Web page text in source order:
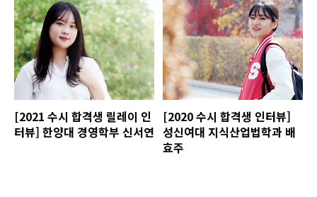
[2021 수시 합격생 릴레이 인
터뷰] 한양대 경영학부 신서연
[2020 수시 합격생 인터뷰]
성신여대 지식산업법학과 배
효주